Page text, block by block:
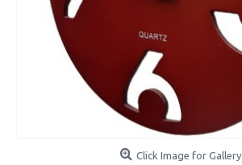
Click Image for Gallery